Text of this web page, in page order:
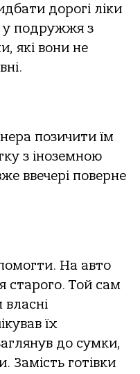
дорогі ліки
у подружжя з
які вони не
позичити їм
з іноземною
ввечері поверне
На авто
старого. Той сам
їх
до сумки,
Замість готівки